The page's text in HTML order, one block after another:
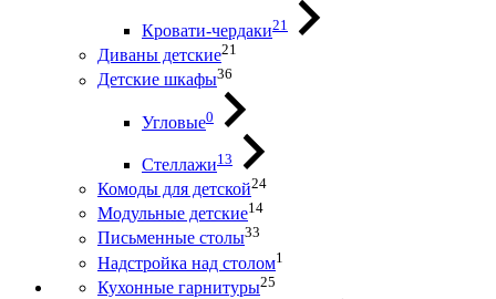
Кровати-чердаки21
Диваны детские21
Детские шкафы36
Угловые0
Стеллажи13
Комоды для детской24
Модульные детские14
Письменные столы33
Надстройка над столом1
Кухонные гарнитуры25